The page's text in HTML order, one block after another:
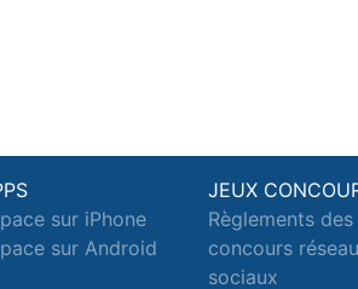
sur iPhone
sur Android
JEUX
Règlements
concours
sociaux